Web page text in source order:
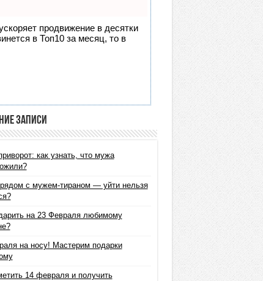
продвижение в десятки
в Топ10 за месяц, то в
записи
как узнать, что мужа
с мужем-тираном — уйти нельзя
на 23 Февраля любимому
на носу! Мастерим подарки
14 февраля и получить